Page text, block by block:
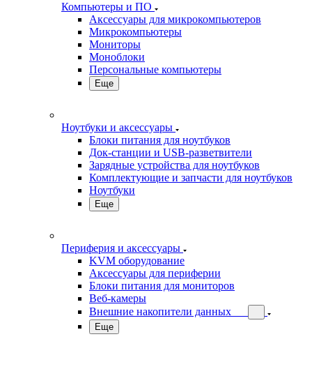
Компьютеры и ПО
Аксессуары для микрокомпьютеров
Микрокомпьютеры
Мониторы
Моноблоки
Персональные компьютеры
Еще
Ноутбуки и аксессуары
Блоки питания для ноутбуков
Док-станции и USB-разветвители
Зарядные устройства для ноутбуков
Комплектующие и запчасти для ноутбуков
Ноутбуки
Еще
Периферия и аксессуары
KVM оборудование
Аксессуары для периферии
Блоки питания для мониторов
Веб-камеры
Внешние накопители данных
Еще